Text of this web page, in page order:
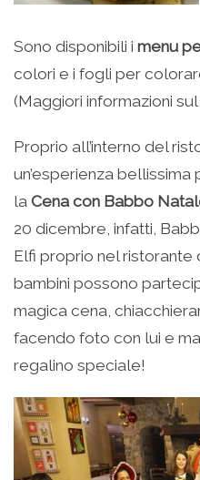
Sono disponibili i menu
colori e i fogli per
(Maggiori informazioni
Proprio all’interno del
un’esperienza bellissima
la Cena con Babbo
20 dicembre, infatti,
Elfi proprio nel ristorante
bambini possono
magica cena,
facendo foto con lui e
regalino speciale!